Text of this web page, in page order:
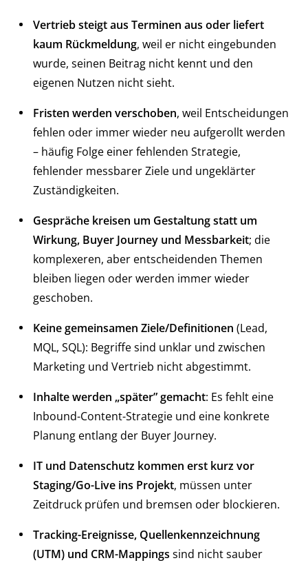
Vertrieb steigt aus Terminen aus oder liefert
kaum Rückmeldung, weil er nicht eingebunden
wurde, seinen Beitrag nicht kennt und den
eigenen Nutzen nicht sieht.
Fristen werden verschoben, weil Entscheidungen
fehlen oder immer wieder neu aufgerollt werden
– häufig Folge einer fehlenden Strategie,
fehlender messbarer Ziele und ungeklärter
Zuständigkeiten.
Gespräche kreisen um Gestaltung statt um
Wirkung, Buyer Journey und Messbarkeit; die
komplexeren, aber entscheidenden Themen
bleiben liegen oder werden immer wieder
geschoben.
Keine gemeinsamen Ziele/Definitionen (Lead,
MQL, SQL): Begriffe sind unklar und zwischen
Marketing und Vertrieb nicht abgestimmt.
Inhalte werden „später” gemacht: Es fehlt eine
Inbound-Content-Strategie und eine konkrete
Planung entlang der Buyer Journey.
IT und Datenschutz kommen erst kurz vor
Staging/Go-Live ins Projekt, müssen unter
Zeitdruck prüfen und bremsen oder blockieren.
Tracking-Ereignisse, Quellenkennzeichnung
(UTM) und CRM-Mappings sind nicht sauber